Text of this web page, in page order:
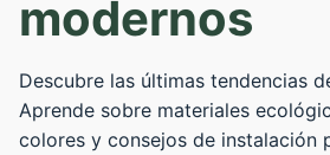
modernos
Descubre las últimas tendencias
Aprende sobre materiales
colores y consejos de instalación